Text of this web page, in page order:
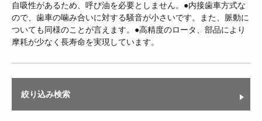
自吸性があるため、呼び油を必要としません。●内接歯車方式な
ので、歯車の噛み合いに対する騒音が小さいです。また、脈動に
ついても同様のことが言えます。●高精度のロータ、部品により
摩耗が少なく長寿命を実現しています。
絞り込み検索